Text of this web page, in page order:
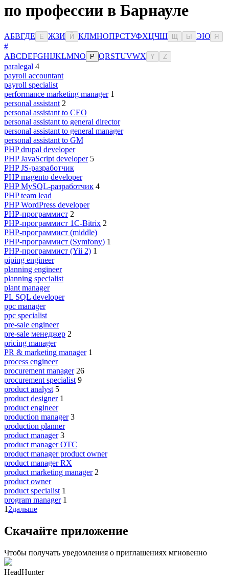
по профессии в Барнауле
АБВГДЕ Ё ЖЗИ Й КЛМНОПРСТУФХЦЧШ Ы ЭЮ Я
#
ABCDEFGHIJKLMNO P QRSTUVWX Y Z
paralegal 4
payroll accountant
payroll specialist
performance marketing manager 1
personal assistant 2
personal assistant to CEO
personal assistant to general director
personal assistant to general manager
personal assistant to GM
PHP drupal developer
PHP JavaScript developer 5
PHP JS-разработчик
PHP magento developer
PHP MySQL-разработчик 4
PHP team lead
PHP WordPress developer
PHP-программист 2
PHP-программист 1C-Bitrix 2
PHP-программист (middle)
PHP-программист (Symfony) 1
PHP-программист (Yii 2) 1
piping engineer
planning engineer
planning specialist
plant manager
PL SQL developer
ppc manager
ppc specialist
pre-sale engineer
pre-sale менеджер 2
pricing manager
PR & marketing manager 1
process engineer
procurement manager 26
procurement specialist 9
product analyst 5
product designer 1
product engineer
production manager 3
production planner
product manager 3
product manager OTC
product manager product owner
product manager RX
product marketing manager 2
product owner
product specialist 1
program manager 1
1 2дальше
Скачайте приложение
Чтобы получать уведомления о приглашениях мгновенно
HeadHunter